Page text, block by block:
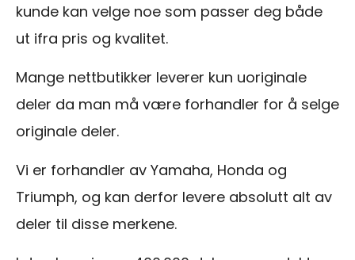
kunde kan velge noe som passer deg både
ut ifra pris og kvalitet.
Mange nettbutikker leverer kun uoriginale
deler da man må være forhandler for å selge
originale deler.
Vi er forhandler av Yamaha, Honda og
Triumph, og kan derfor levere absolutt alt av
deler til disse merkene.